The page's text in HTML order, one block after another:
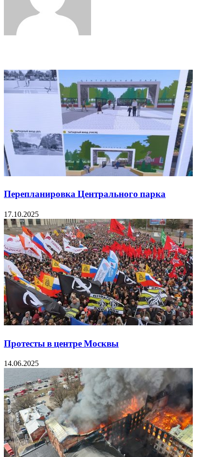
Перепланировка Центрального парка
17.10.2025
Протесты в центре Москвы
14.06.2025